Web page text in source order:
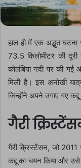
हाल ही में एक अद्भुत
73.5 किलोमीटर की
कोलंबिया नदी पर की गई
मिली है। इस अनोखी
जिन्होंने अपने उगाए गए
गैरी
गैरी क्रिस्टेंसन, जो 2011
कद्दू का चयन किया और